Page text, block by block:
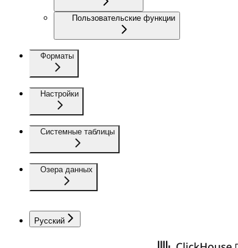
Пользовательские функции
Форматы
Настройки
Системные таблицы
Озера данных
Русский